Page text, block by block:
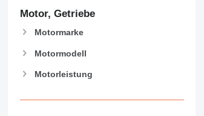
MH
NR
Motor, Getriebe
Motormarke
Motormodell
Motorleistung